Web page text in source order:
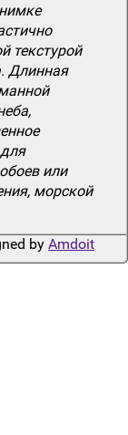
текстурой
Длинная
или
морской
by Amdoit